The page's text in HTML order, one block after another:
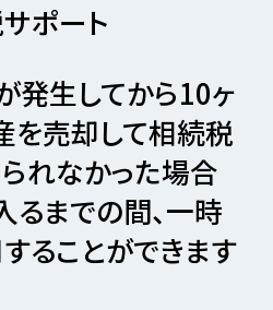
ポート
発生してから10ヶ
を売却して相続税
れなかった場合
るまでの間、一時
ることができます